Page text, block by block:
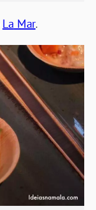
La Mar.